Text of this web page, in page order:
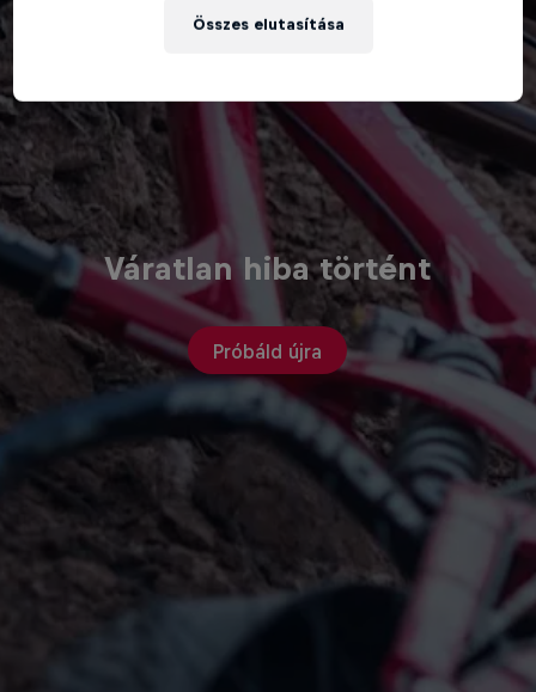
Váratlan hiba történt
Próbáld újra
Összes elutasítása